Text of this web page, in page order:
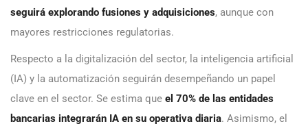
seguirá explorando fusiones y adquisiciones, aunque con
mayores restricciones regulatorias.
Respecto a la digitalización del sector, la inteligencia artificial
(IA) y la automatización seguirán desempeñando un papel
clave en el sector. Se estima que el 70% de las entidades
bancarias integrarán IA en su operativa diaria. Asimismo, el